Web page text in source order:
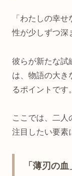
「わたしの幸
性が少しずつ深
彼らが新たな試
は、物語の大き
るポイントです。
ここでは、二人
注目したい要素
「薄刃の